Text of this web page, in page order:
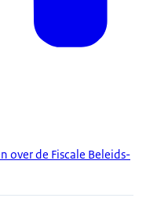
over de Fiscale Beleids-